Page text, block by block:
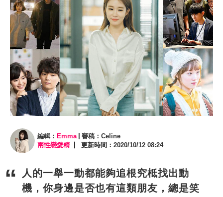
編輯： Emma
審稿：Celine
兩性戀愛精
更新時間：2020/10/12 08:24
人的一舉一動都能夠追根究柢找出動
機，你身邊是否也有這類朋友，總是笑